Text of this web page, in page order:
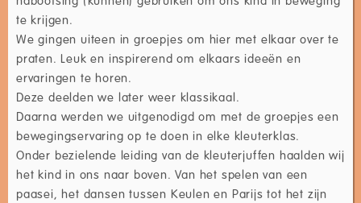
te krijgen.
We gingen uiteen in groepjes om hier met elkaar over te
praten. Leuk en inspirerend om elkaars ideeën en
ervaringen te horen.
Deze deelden we later weer klassikaal.
Daarna werden we uitgenodigd om met de groepjes een
bewegingservaring op te doen in elke kleuterklas.
Onder bezielende leiding van de kleuterjuffen haalden wij
het kind in ons naar boven. Van het spelen van een
paasei, het dansen tussen Keulen en Parijs tot het zijn